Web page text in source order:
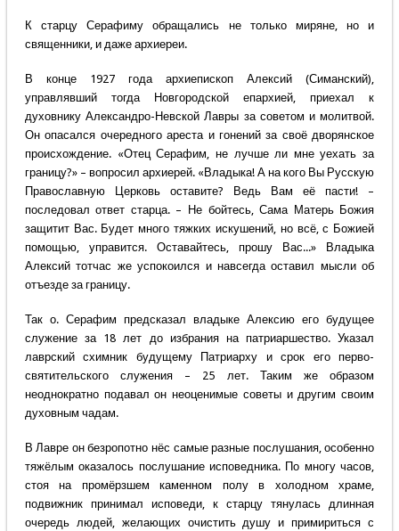
К старцу Серафиму обращались не только миряне, но и
священники, и даже архиереи.
В конце 1927 года архиепископ Алексий (Симанский),
управлявший тогда Новгородской епархией, приехал к
духовнику Александро-Невской Лавры за советом и молитвой.
Он опасался очередного ареста и гонений за своё дворянское
происхождение. «Отец Серафим, не лучше ли мне уехать за
границу?» – вопросил архиерей. «Владыка! А на кого Вы Русскую
Православную Церковь оставите? Ведь Вам её пасти! –
последовал ответ старца. – Не бойтесь, Сама Матерь Божия
защитит Вас. Будет много тяжких искушений, но всё, с Божией
помощью, управится. Оставайтесь, прошу Вас...» Владыка
Алексий тотчас же успокоился и навсегда оставил мысли об
отъезде за границу.
Так о. Серафим предсказал владыке Алексию его будущее
служение за 18 лет до избрания на патриаршество. Указал
лаврский схимник будущему Патриарху и срок его перво-
святительского служения – 25 лет. Таким же образом
неоднократно подавал он неоценимые советы и другим своим
духовным чадам.
В Лавре он безропотно нёс самые разные послушания, особенно
тяжёлым оказалось послушание исповедника. По многу часов,
стоя на промёрзшем каменном полу в холодном храме,
подвижник принимал исповеди, к старцу тянулась длинная
очередь людей, желающих очистить душу и примириться с